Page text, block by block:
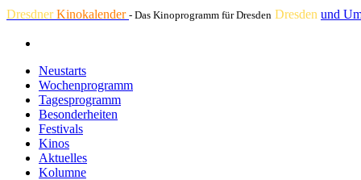
DresdnerKinokalender - Das Kinoprogramm für Dresden Dresden und
Neustarts
Wochenprogramm
Tagesprogramm
Besonderheiten
Festivals
Kinos
Aktuelles
Kolumne